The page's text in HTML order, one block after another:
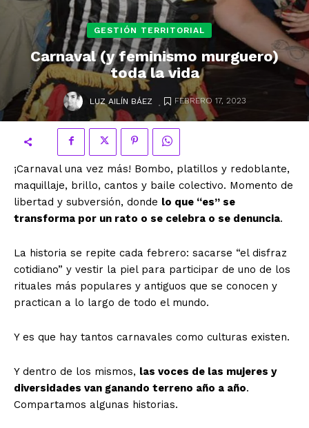
GESTIÓN TERRITORIAL
Carnaval (y feminismo murguero)
toda la vida
LUZ AILÍN BÁEZ . FEBRERO 17, 2023
¡Carnaval una vez más! Bombo, platillos y redoblante,
maquillaje, brillo, cantos y baile colectivo. Momento de
libertad y subversión, donde lo que “es” se
transforma por un rato o se celebra o se denuncia.
La historia se repite cada febrero: sacarse “el disfraz
cotidiano” y vestir la piel para participar de uno de los
rituales más populares y antiguos que se conocen y
practican a lo largo de todo el mundo.
Y es que hay tantos carnavales como culturas existen.
Y dentro de los mismos, las voces de las mujeres y
diversidades van ganando terreno año a año.
Compartamos algunas historias.